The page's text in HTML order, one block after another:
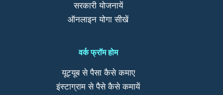
सरकारी योजनायें
ऑनलाइन योगा सीखें
वर्क फ्रॉम होम
यूट्यूब से पैसा कैसे कमाए
इंस्टाग्राम से पैसे कैसे कमायें